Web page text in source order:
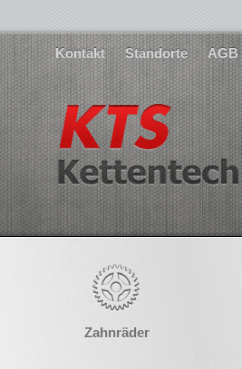
Kontakt Standorte AGB
Zahnräder